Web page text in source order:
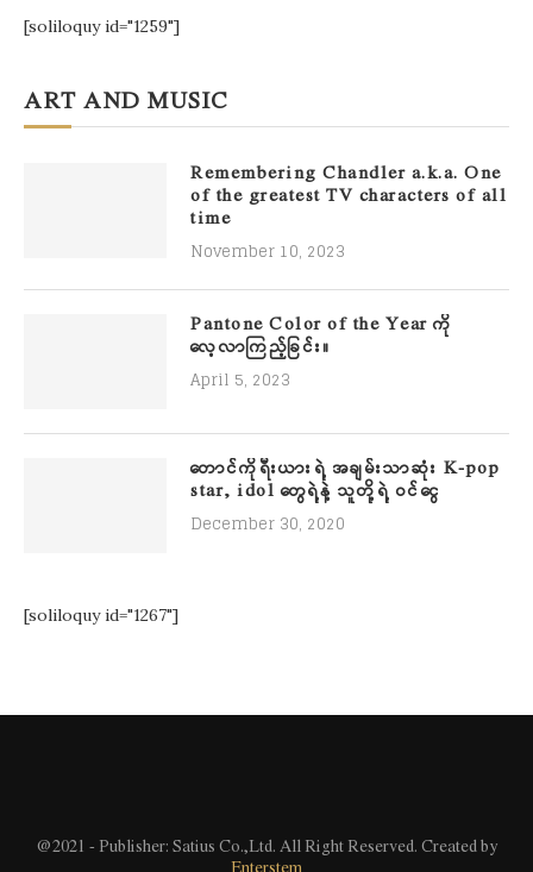
[soliloquy id="1259"]
ART AND MUSIC
Remembering Chandler a.k.a. One
of the greatest TV characters of all
time
November 10, 2023
Pantone Color of the Year ကို
လေ့လာကြည့်ခြင်း။
April 5, 2023
တောင်ကိုရီးယားရဲ့ အချမ်းသာဆုံး K-pop
star, idol တွေရဲ့နဲ့ သူတို့ရဲ့ ဝင်ငွေ
December 30, 2020
[soliloquy id="1267"]
@2021 - Publisher: Satius Co.,Ltd. All Right Reserved. Created by